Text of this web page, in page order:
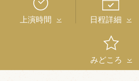
上演時間 日程詳細
みどころ